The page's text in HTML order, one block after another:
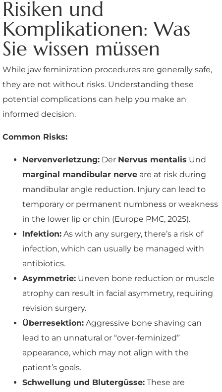
Risiken und
Komplikationen: Was
Sie wissen müssen
While jaw feminization procedures are generally safe,
they are not without risks. Understanding these
potential complications can help you make an
informed decision.
Common Risks:
Nervenverletzung: Der Nervus mentalis Und
marginal mandibular nerve are at risk during
mandibular angle reduction. Injury can lead to
temporary or permanent numbness or weakness
in the lower lip or chin (Europe PMC, 2025).
Infektion: As with any surgery, there’s a risk of
infection, which can usually be managed with
antibiotics.
Asymmetrie: Uneven bone reduction or muscle
atrophy can result in facial asymmetry, requiring
revision surgery.
Überresektion: Aggressive bone shaving can
lead to an unnatural or “over-feminized”
appearance, which may not align with the
patient’s goals.
Schwellung und Blutergüsse: These are